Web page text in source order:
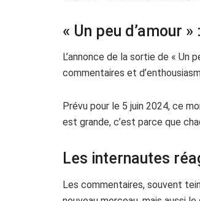
« Un peu d’amour
L’annonce de la sortie de « Un
commentaires et
Prévu pour le 5 juin 2024, ce
est grande, c’est parce que
Les internautes
Les commentaires, souvent